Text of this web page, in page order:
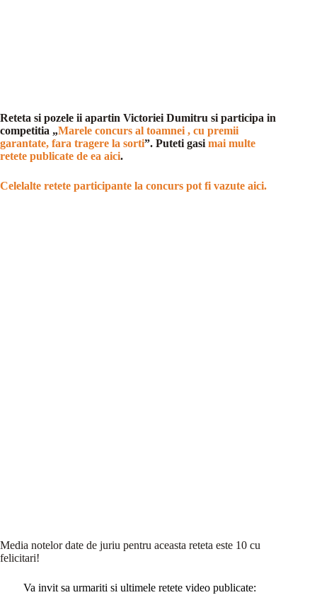
Reteta si pozele ii apartin Victoriei Dumitru si participa in
competitia „Marele concurs al toamnei , cu premii
garantate, fara tragere la sorti”. Puteti gasi mai multe
retete publicate de ea aici.
Celelalte retete participante la concurs pot fi vazute aici.
Media notelor date de juriu pentru aceasta reteta este 10 cu
felicitari!
Va invit sa urmariti si ultimele retete video publicate: